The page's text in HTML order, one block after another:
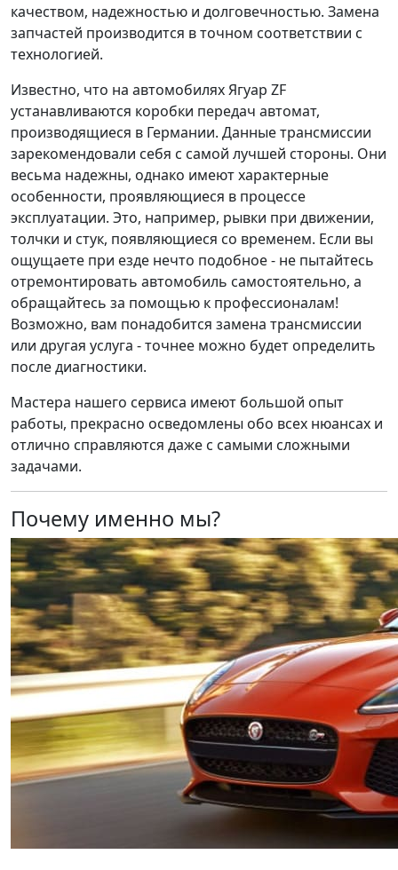
качеством, надежностью и долговечностью. Замена
запчастей производится в точном соответствии с
технологией.
Известно, что на автомобилях Ягуар ZF
устанавливаются коробки передач автомат,
производящиеся в Германии. Данные трансмиссии
зарекомендовали себя с самой лучшей стороны. Они
весьма надежны, однако имеют характерные
особенности, проявляющиеся в процессе
эксплуатации. Это, например, рывки при движении,
толчки и стук, появляющиеся со временем. Если вы
ощущаете при езде нечто подобное - не пытайтесь
отремонтировать автомобиль самостоятельно, а
обращайтесь за помощью к профессионалам!
Возможно, вам понадобится замена трансмиссии
или другая услуга - точнее можно будет определить
после диагностики.
Мастера нашего сервиса имеют большой опыт
работы, прекрасно осведомлены обо всех нюансах и
отлично справляются даже с самыми сложными
задачами.
Почему именно мы?